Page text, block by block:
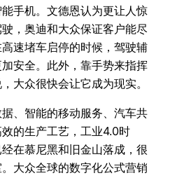
手机。文德恩认为更让人惊
，奥迪和大众保证客户能尽
速堵车启停的时候，驾驶辅
安全。此外，靠手势来指挥
大众很快会让它成为现实。
、智能的移动服务、汽车共
的生产工艺，工业4.0时
在慕尼黑和旧金山落成，很
大众全球的数字化公式营销